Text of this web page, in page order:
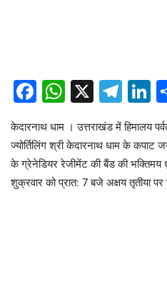
Facebook
X
केदारनाथ धाम । उत्तराखंड में हिमालय
ज्योर्तिलिंग श्री केदारनाथ धाम के कपाट
के ग्रेनेडियर रेजीमेंट की बैंड की भक्तिमय
शुक्रवार को प्रात: 7 बजे अक्षय तृतीया